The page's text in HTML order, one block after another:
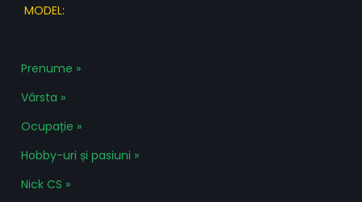
MODEL:
Prenume »
Vârsta »
Ocupație »
Hobby-uri și pasiuni »
Nick CS »